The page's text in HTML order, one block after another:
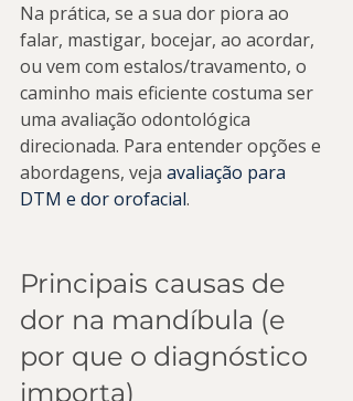
Na prática, se a sua dor piora ao
falar, mastigar, bocejar, ao acordar,
ou vem com estalos/travamento, o
caminho mais eficiente costuma ser
uma avaliação odontológica
direcionada. Para entender opções e
abordagens, veja avaliação para
DTM e dor orofacial.
Principais causas de
dor na mandíbula (e
por que o diagnóstico
importa)